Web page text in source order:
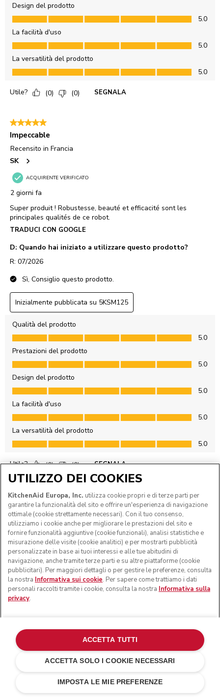
Argento placcato
CHF 351.36
CHF 549.-
Risparmi sui
UTILIZZO DEI COOKIES
KitchenAid Europa, Inc. utilizza cookie propri e di terze parti per
garantire la funzionalità del sito e offrire un'esperienza di navigazione
ottimale (cookie strettamente necessari). Con il tuo consenso,
utilizziamo i cookie anche per migliorare le prestazioni del sito e
fornire funzionalità aggiuntive (cookie funzionali), analisi statistiche e
misurazione delle visite (cookie analitici) e per mostrarti pubblicità
personalizzate in base ai tuoi interessi e alle tue abitudini di
navigazione, anche tramite terze parti e su altre piattaforme (cookie
pubblicitari). Per maggiori dettagli o per gestire le preferenze, consulta
la nostra Informativa sui cookie. Per sapere come trattiamo i dati
personali raccolti tramite i cookie, consulta la nostra Informativa sulla
privacy.
IMPOSTA LE MIE PREFERENZE
ACCETTA SOLO I COOKIE NECESSARI
ACCETTA TUTTI